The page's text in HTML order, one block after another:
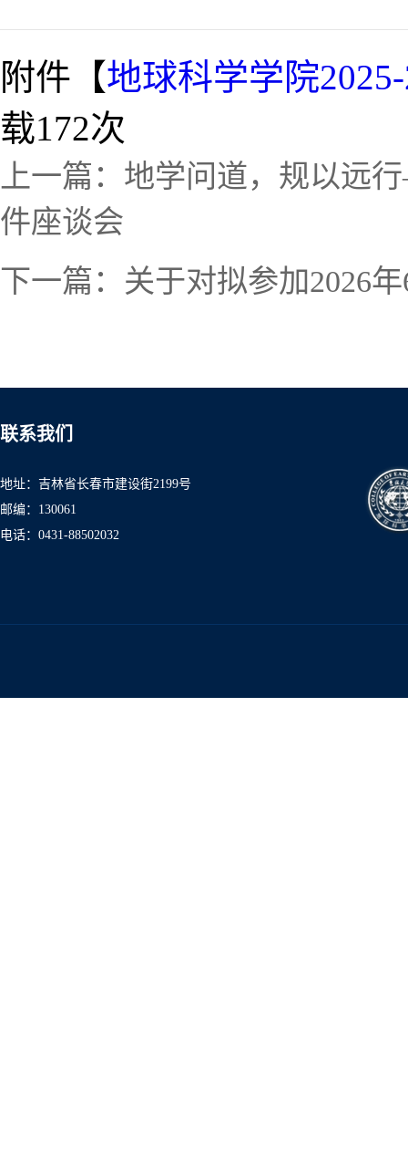
附件【地球科学学院
载172次
上一篇： 地学问道，规以远
件座谈会
下一篇： 关于对拟参加2026
联系我们
地址：吉林省长春市建设街2199号
邮编：130061
电话：0431-88502032